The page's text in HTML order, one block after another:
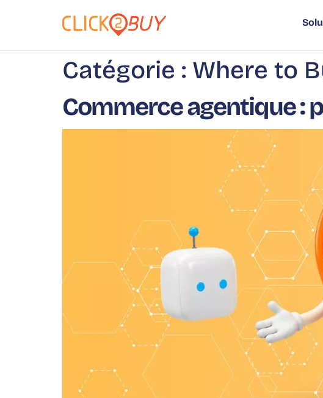
Catégorie : Where to
Commerce agentique :